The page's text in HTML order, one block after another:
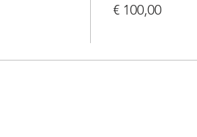
€ 100,00